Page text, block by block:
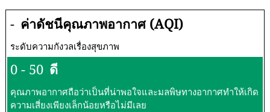
- ค่าดัชนีคุณภาพอากาศ (AQI)
ระดับความกังวลเรื่องสุขภาพ
0 - 50 ดี
คุณภาพอากาศถือว่าเป็นที่น่าพอใจและมลพิษทางอากาศทำให้เกิด
ความเสี่ยงเพียงเล็กน้อยหรือไม่มีเลย